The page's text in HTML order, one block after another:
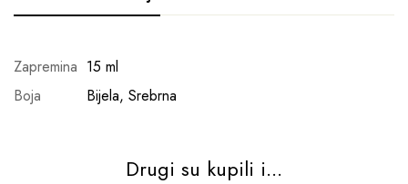
Zapremina 15 ml
Boja
Bijela, Srebrna
Drugi su kupili i...